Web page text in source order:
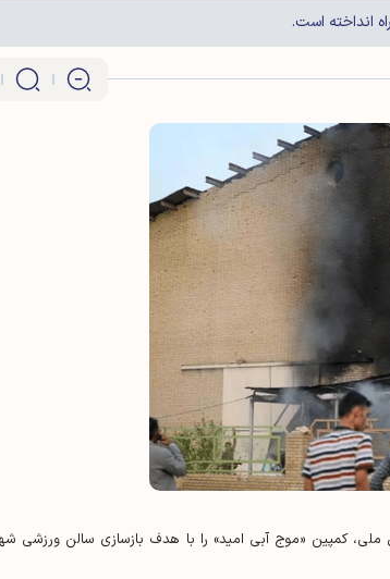
انداخته است.
ملی، کمپین «موج آبی امید» را با هدف بازسازی سالن ورزشی